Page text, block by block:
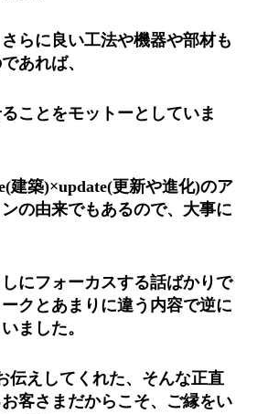
らに良い工法や機器や部材も
あれば、
ことをモットーとしていま
建築)×update(更新や進化)のア
の由来でもあるので、 大事に
にフォーカスする話ばかりで
クとあまりに違う内容で逆に
ました。
伝えしてくれた、 そんな正直
客さまだからこそ、 ご縁をい